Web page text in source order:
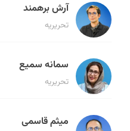
آرش برهمند
تحریریه
سمانه سمیع
تحریریه
میثم قاسمی